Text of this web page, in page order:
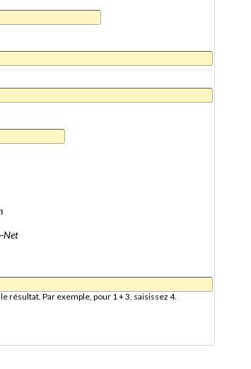
Net
résultat. Par exemple, pour 1 + 3, saisissez 4.